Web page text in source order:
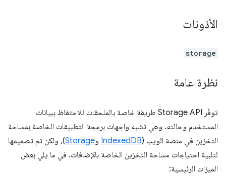
الأذونات
storage
نظرة عامة
توفّر Storage API طريقة خاصة بالملحقات للاحتفاظ ببيانات
المستخدم وحالته. وهي تشبه واجهات برمجة التطبيقات الخاصة بمساحة
التخزين في منصة الويب (IndexedDB وStorage)، ولكن تم تصميمها
لتلبية احتياجات مساحة التخزين الخاصة بالإضافات. في ما يلي بعض
الميزات الرئيسية: